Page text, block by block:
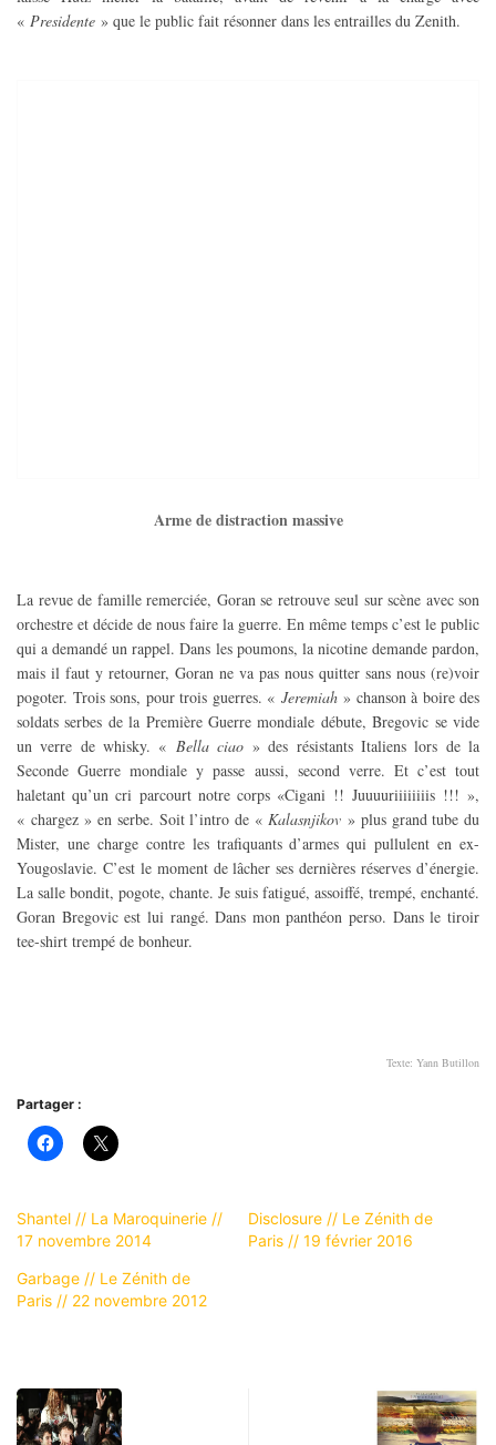
« Presidente » que le public fait résonner dans les entrailles du Zenith.
Arme de distraction massive
La revue de famille remerciée, Goran se retrouve seul sur scène avec son
orchestre et décide de nous faire la guerre. En même temps c’est le public
qui a demandé un rappel. Dans les poumons, la nicotine demande pardon,
mais il faut y retourner, Goran ne va pas nous quitter sans nous (re)voir
pogoter. Trois sons, pour trois guerres. « Jeremiah » chanson à boire des
soldats serbes de la Première Guerre mondiale débute, Bregovic se vide
un verre de whisky. « Bella ciao» des résistants Italiens lors de la
Seconde Guerre mondiale y passe aussi, second verre. Et c’est tout
haletant qu’un cri parcourt notre corps «Cigani !! Juuuuriiiiiiiis !!! »,
« chargez » en serbe. Soit l’intro de « Kalasnjikov» plus grand tube du
Mister, une charge contre les trafiquants d’armes qui pullulenten ex-
Yougoslavie. C’est le moment de lâcher ses dernières réserves d’énergie.
La salle bondit, pogote, chante. Je suis fatigué, assoiffé, trempé, enchanté.
Goran Bregovic est lui rangé. Dans mon panthéon perso. Dans le tiroir
tee-shirt trempé de bonheur.
Texte: Yann Butillon
Partager :
Shantel // La Maroquinerie //
17 novembre 2014
Disclosure // Le Zénith de
Paris // 19 février 2016
Garbage // Le Zénith de
Paris // 22 novembre 2012